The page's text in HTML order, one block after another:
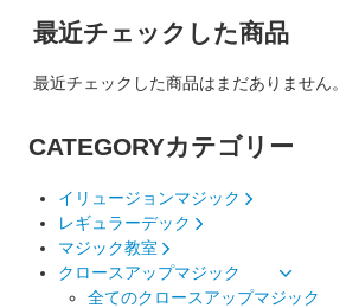
最近チェックした商品
最近チェックした商品はまだありません。
CATEGORYカテゴリー
イリュージョンマジック
レギュラーデック
マジック教室
クロースアップマジック
全てのクロースアップマジック